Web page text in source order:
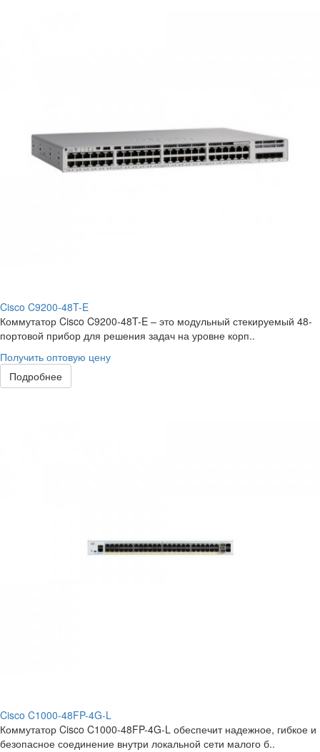
Cisco C9200-48T-E
Коммутатор Cisco C9200-48T-E – это модульный стекируемый 48-
портовой прибор для решения задач на уровне корп..
Получить оптовую цену
Подробнее
Cisco C1000-48FP-4G-L
Коммутатор Cisco C1000-48FP-4G-L обеспечит надежное, гибкое и
безопасное соединение внутри локальной сети малого б..